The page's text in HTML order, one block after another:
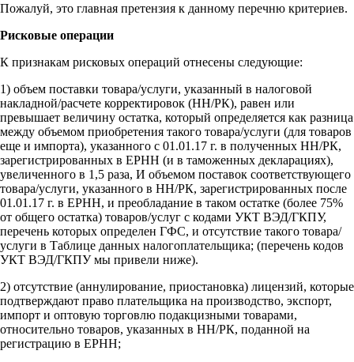
Пожалуй, это главная претензия к данному перечню критериев.
Рисковые операции
К признакам рисковых операций отнесены следующие:
1) объем поставки товара/услуги, указанный в налоговой
накладной/расчете корректировок (НН/РК), равен или
превышает величину остатка, который определяется как разница
между объемом приобретения такого товара/услуги (для товаров
еще и импорта), указанного с 01.01.17 г. в полученных НН/РК,
зарегистрированных в ЕРНН (и в таможенных декларациях),
увеличенного в 1,5 раза, И объемом поставок соответствующего
товара/услуги, указанного в НН/РК, зарегистрированных после
01.01.17 г. в ЕРНН, и преобладание в таком остатке (более 75%
от общего остатка) товаров/услуг с кодами УКТ ВЭД/ГКПУ,
перечень которых определен ГФС, и отсутствие такого товара/
услуги в Таблице данных налогоплательщика; (перечень кодов
УКТ ВЭД/ГКПУ мы привели ниже).
2) отсутствие (аннулирование, приостановка) лицензий, которые
подтверждают право плательщика на производство, экспорт,
импорт и оптовую торговлю подакцизными товарами,
относительно товаров, указанных в НН/РК, поданной на
регистрацию в ЕРНН;